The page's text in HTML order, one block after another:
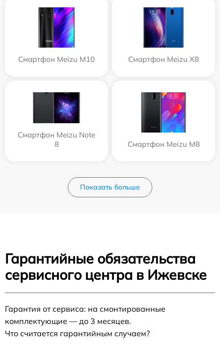
Смартфон Meizu M10 Смартфон Meizu X8
Смартфон Meizu Note
8
Смартфон Meizu M8
Показать больше
Гарантийные обязательства
сервисного центра в Ижевске
Гарантия от сервиса: на смонтированные
комплектующие — до 3 месяцев.
Что считается гарантийным случаем?